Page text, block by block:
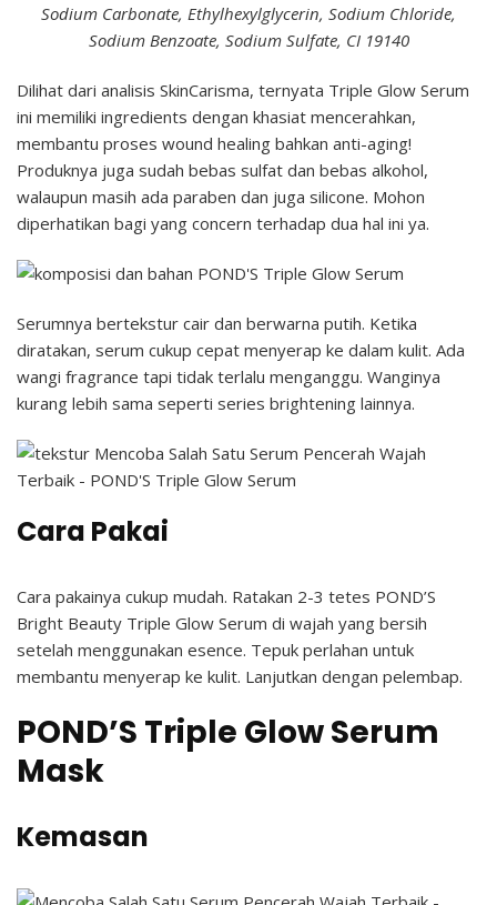
Sodium Carbonate, Ethylhexylglycerin, Sodium Chloride,
Sodium Benzoate, Sodium Sulfate, CI 19140
Dilihat dari analisis SkinCarisma, ternyata Triple Glow Serum
ini memiliki ingredients dengan khasiat mencerahkan,
membantu proses wound healing bahkan anti-aging!
Produknya juga sudah bebas sulfat dan bebas alkohol,
walaupun masih ada paraben dan juga silicone. Mohon
diperhatikan bagi yang concern terhadap dua hal ini ya.
Serumnya bertekstur cair dan berwarna putih. Ketika
diratakan, serum cukup cepat menyerap ke dalam kulit. Ada
wangi fragrance tapi tidak terlalu menganggu. Wanginya
kurang lebih sama seperti series brightening lainnya.
Cara Pakai
Cara pakainya cukup mudah. Ratakan 2-3 tetes POND’S
Bright Beauty Triple Glow Serum di wajah yang bersih
setelah menggunakan esence. Tepuk perlahan untuk
membantu menyerap ke kulit. Lanjutkan dengan pelembap.
POND’S Triple Glow Serum
Mask
Kemasan